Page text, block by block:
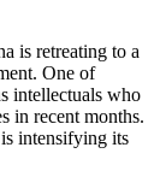
is retreating to a
One of
intellectuals who
in recent months.
intensifying its